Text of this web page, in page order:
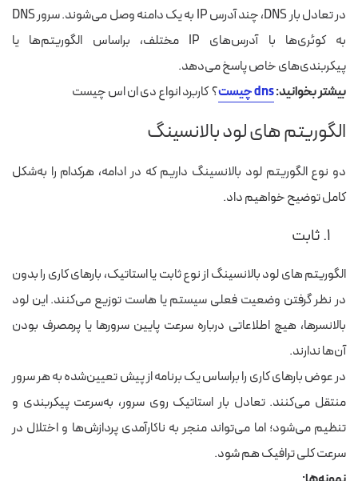
در تعادل بار DNS، چند آدرس IP به یک دامنه وصل می‌شوند. سرور DNS
به کوئری‌ها با آدرس‌های IP مختلف، براساس الگوریتم‌ها یا
پیکربندی‌های خاص پاسخ می‌دهد.
بیشتر بخوانید:dns چیست ؟ کاربرد انواع دی ان اس چیست
الگوریتم‌ های لود بالانسینگ
دو نوع الگوریتم لود بالانسینگ داریم که در ادامه، هرکدام را به‌شکل
کامل توضیح خواهیم داد.
۱. ثابت
الگوریتم های لود بالانسینگ از نوع ثابت یا استاتیک، بارهای کاری را بدون
در نظر گرفتن وضعیت فعلی سیستم یا هاست توزیع می‌کنند. این لود
بالانسرها، هیچ اطلاعاتی درباره سرعت پایین سرورها یا پرمصرف بودن
آن‌ها ندارند.
در عوض بارهای کاری را براساس یک برنامه از پیش تعیین‌شده به هر سرور
منتقل می‌کنند. تعادل بار استاتیک روی سرور، به‌سرعت پیکربندی و
تنظیم می‌شود؛ اما می‌تواند منجر به ناکارآمدی پردازش‌ها و اختلال در
سرعت کلی ترافیک هم شود.